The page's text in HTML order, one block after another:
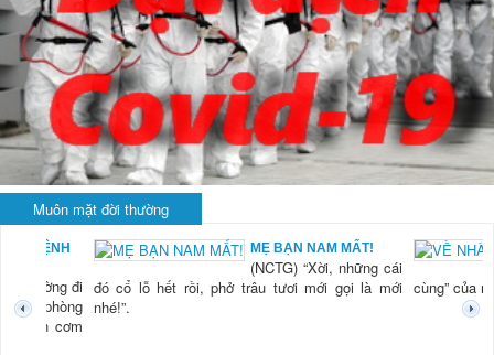
Muôn mặt đời thường
CHUYỆN Ở BỆNH
xuống giường đi
cuối phòng
lẽ ngồi ăn cơm
MẸ BẠN NAM MẤT!
(NCTG) “Xời, những cái
đó cổ lỗ hết rồi, phở trâu tươi mới gọi là mới